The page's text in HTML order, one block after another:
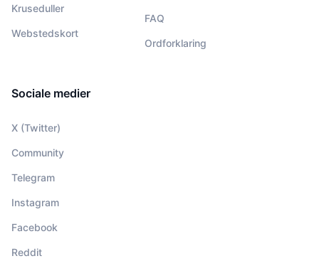
Kruseduller
Webstedskort
FAQ
Ordforklaring
Sociale medier
X (Twitter)
Community
Telegram
Instagram
Facebook
Reddit